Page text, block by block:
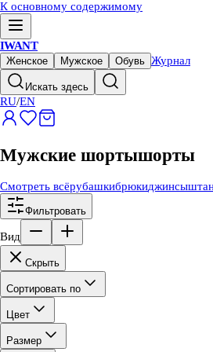
К основному содержимому
IWANT
Женское Мужское Обувь Журнал
Искать здесь
RU/EN
Мужские шортышорты
Смотреть всёрубашкибрюкиджинсы
Фильтровать
Вид
Скрыть
Сортировать по
Цвет
Размер